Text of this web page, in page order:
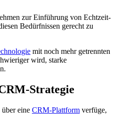
zur Einführung von Echtzeit-
Bedürfnissen gerecht zu
mit noch mehr getrennten
wird, starke
Strategie
eine CRM-Plattform verfüge,